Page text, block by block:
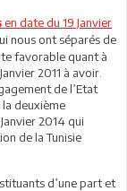
en date du 19 Janvier
nous ont séparés de
favorable quant à
2011 à avoir.
de l’Etat
deuxième
2014 qui
de la Tunisie
d’une part et